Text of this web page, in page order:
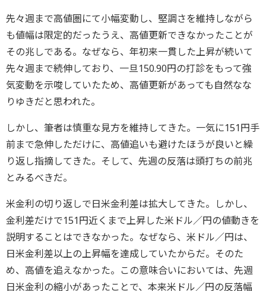
先々週まで高値圏にて小幅変動し、堅調さを維持しながら
も値幅は限定的だったうえ、高値更新できなかったことが
その兆しである。なぜなら、年初来一貫した上昇が続いて
先々週まで続伸しており、一旦150.90円の打診をもって強
気変動を示唆していたため、高値更新があっても自然なな
りゆきだと思われた。
しかし、筆者は慎重な見方を維持してきた。一気に151円手
前まで急伸しただけに、高値追いも避けたほうが良いと繰
り返し指摘してきた。そして、先週の反落は頭打ちの前兆
とみるべきだ。
米金利の切り返しで日米金利差は拡大してきた。しかし、
金利差だけで151円近くまで上昇した米ドル／円の値動きを
説明することはできなかった。なぜなら、米ドル／円は、
日米金利差以上の上昇幅を達成していたからだ。そのた
め、高値を追えなかった。この意味合いにおいては、先週
日米金利の縮小があったことで、本来米ドル／円の反落幅